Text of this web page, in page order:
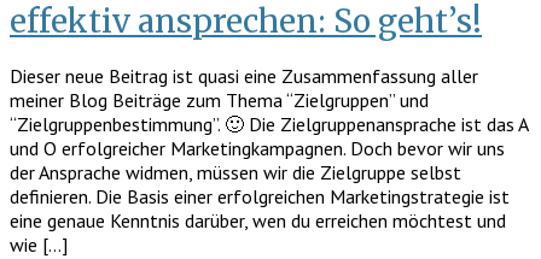
effektiv ansprechen: So geht’s!
Dieser neue Beitrag ist quasi eine Zusammenfassung aller
meiner Blog Beiträge zum Thema “Zielgruppen” und
“Zielgruppenbestimmung”. 🙂 Die Zielgruppenansprache ist das A
und O erfolgreicher Marketingkampagnen. Doch bevor wir uns
der Ansprache widmen, müssen wir die Zielgruppe selbst
definieren. Die Basis einer erfolgreichen Marketingstrategie ist
eine genaue Kenntnis darüber, wen du erreichen möchtest und
wie […]